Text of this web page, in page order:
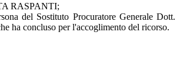
RASPANTI;
del Sostituto Procuratore Generale Dott.
ha concluso per l'accoglimento del ricorso.